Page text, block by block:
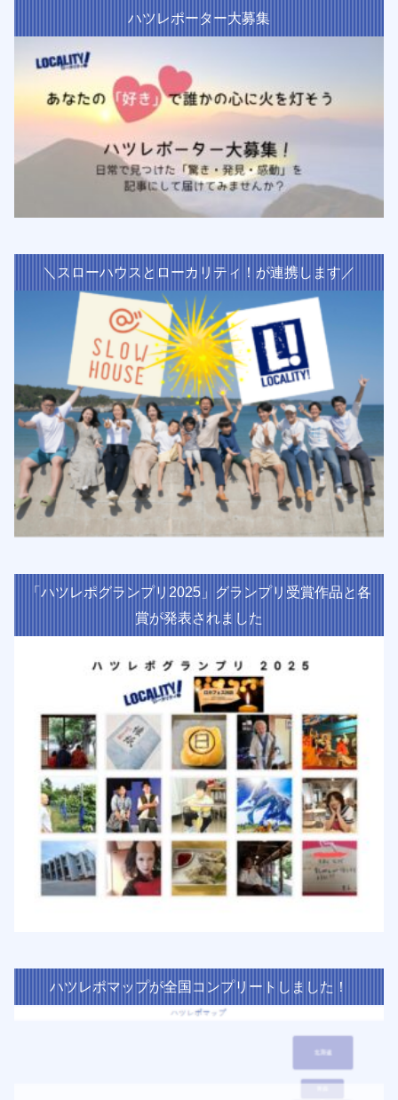
ハツレポーター大募集
＼スローハウスとローカリティ！が連携します／
「ハツレポグランプリ2025」グランプリ受賞作品と各
賞が発表されました
ハツレポマップが全国コンプリートしました！